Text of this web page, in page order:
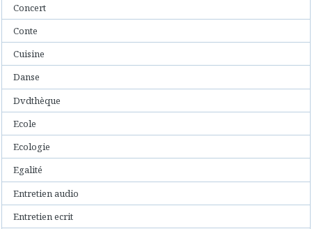
Concert
Conte
Cuisine
Danse
Dvdthèque
Ecole
Ecologie
Egalité
Entretien audio
Entretien ecrit